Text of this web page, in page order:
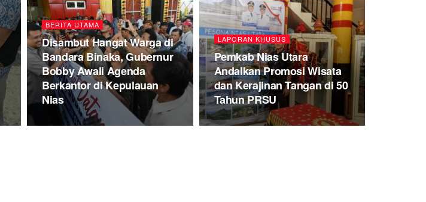
BERITA UTAMA
Disambut Hangat Warga di
Bandara Binaka, Gubernur
Bobby Awali Agenda
Berkantor di Kepulauan
Nias
LAPORAN KHUSUS
Pemkab Nias Utara
Andalkan Promosi Wisata
dan Kerajinan Tangan di 50
Tahun PRSU